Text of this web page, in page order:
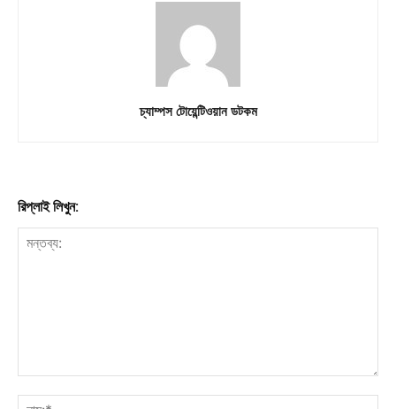
চ্যাম্পস টোয়েন্টিওয়ান ডটকম
রিপ্লাই লিখুন: